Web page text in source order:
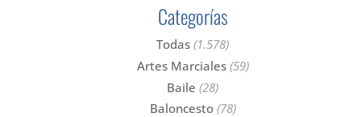
Categorías
Todas (1.578)
Artes Marciales(59)
Baile (28)
Baloncesto(78)